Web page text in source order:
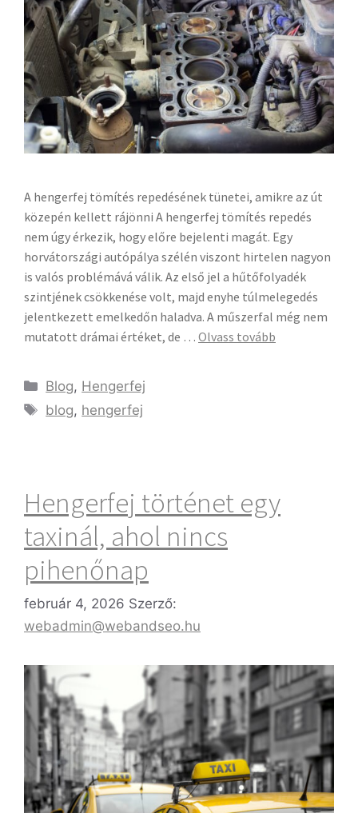
A hengerfej tömítés repedésének tünetei, amikre az út
közepén kellett rájönni A hengerfej tömítés repedés
nem úgy érkezik, hogy előre bejelenti magát. Egy
horvátországi autópálya szélén viszont hirtelen nagyon
is valós problémává válik. Az első jel a hűtőfolyadék
szintjének csökkenése volt, majd enyhe túlmelegedés
jelentkezett emelkedőn haladva. A műszerfal még nem
mutatott drámai értéket, de … Olvass tovább
Blog, Hengerfej
blog, hengerfej
Hengerfej történet egy
taxinál, ahol nincs
pihenőnap
február 4, 2026 Szerző:
webadmin@webandseo.hu